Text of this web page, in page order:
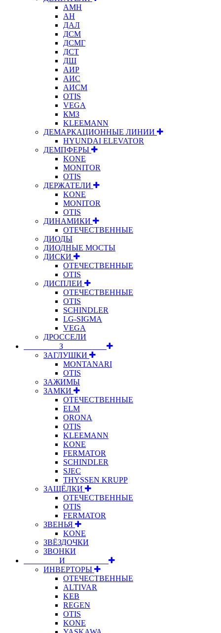
АМН
АН
ДАЛ
ДСМ
ДСМГ
ДСТ
ДШ
АИР
АИС
АИСМ
OTIS
VEGA
КМЗ
KLEEMANN
ДЕМАРКАЦИОННЫЕ ЛИНИИ
HYUNDAI ELEVATOR
ДЕМПФЕРЫ
KONE
MONITOR
OTIS
ДЕРЖАТЕЛИ
KONE
MONITOR
OTIS
ДИНАМИКИ
ОТЕЧЕСТВЕННЫЕ
ДИОДЫ
ДИОДНЫЕ МОСТЫ
ДИСКИ
ОТЕЧЕСТВЕННЫЕ
OTIS
ДИСПЛЕИ
ОТЕЧЕСТВЕННЫЕ
OTIS
SCHINDLER
LG-SIGMA
VEGA
ДРОССЕЛИ
⠀⠀⠀⠀⠀⠀З⠀⠀⠀⠀⠀⠀⠀
ЗАГЛУШКИ
MONTANARI
OTIS
ЗАЖИМЫ
ЗАМКИ
ОТЕЧЕСТВЕННЫЕ
ELM
ORONA
OTIS
KLEEMANN
KONE
FERMATOR
SCHINDLER
SJEC
THYSSEN KRUPP
ЗАЩЁЛКИ
ОТЕЧЕСТВЕННЫЕ
OTIS
FERMATOR
ЗВЕНЬЯ
KONE
ЗВЁЗДОЧКИ
ЗВОНКИ
⠀⠀⠀⠀⠀⠀И⠀⠀⠀⠀⠀⠀⠀
ИНВЕРТОРЫ
ОТЕЧЕСТВЕННЫЕ
ALTIVAR
KEB
REGEN
OTIS
KONE